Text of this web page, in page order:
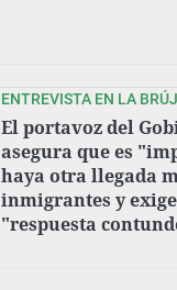
ENTREVISTA EN LA
El portavoz del
asegura que es
haya otra llegada
inmigrantes y
"respuesta